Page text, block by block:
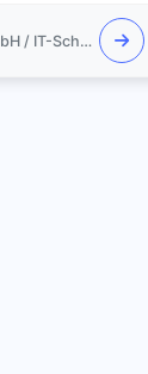
New Elements GmbH / IT-Schulungen.com